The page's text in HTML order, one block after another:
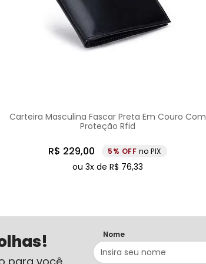
Carteira Masculina Fascar Preta Em Couro Com
Proteção Rfid
R$ 229,00 5% no PIX
ou 3x de R$ 76,33
Nome